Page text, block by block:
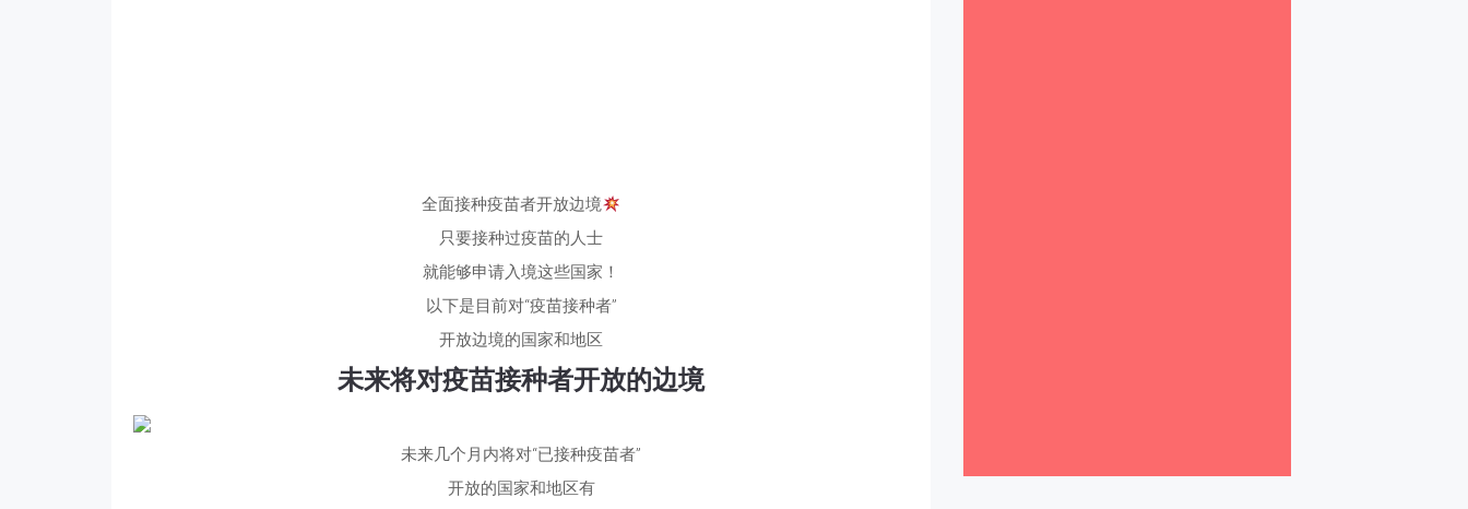
全面接种疫苗者开放边境
只要接种过疫苗的人士
就能够申请入境这些国家！
以下是目前对“疫苗接种者”
开放边境的国家和地区
未来将对疫苗接种者开放的边境
未来几个月内将对“已接种疫苗者”
开放的国家和地区有